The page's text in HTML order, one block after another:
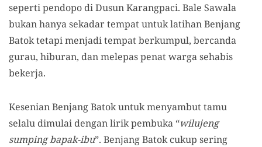
seperti pendopo di Dusun Karangpaci. Bale Sawala
bukan hanya sekadar tempat untuk latihan Benjang
Batok tetapi menjadi tempat berkumpul, bercanda
gurau, hiburan, dan melepas penat warga sehabis
bekerja.
Kesenian Benjang Batok untuk menyambut tamu
selalu dimulai dengan lirik pembuka “wilujeng
sumping bapak-ibu”. Benjang Batok cukup sering